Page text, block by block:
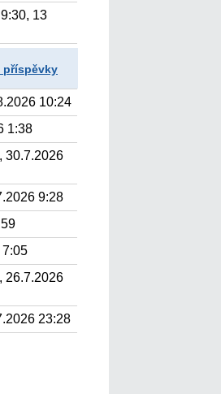
13
příspěvky
10:24
1:38
30.7.2026
9:28
26.7.2026
23:28